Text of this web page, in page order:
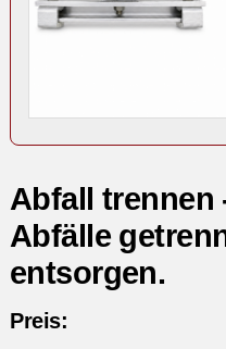
Abfall trennen
Abfälle
entsorgen.
Preis: